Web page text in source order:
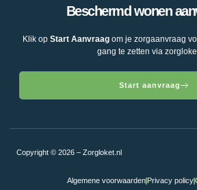
Beschermd wonen
Klik op Start Aanvraagom je zorgaanvraag
gang te zetten via
Start aanvraag
Copyright © 2026 – Zorgloket.nl
Algemene voorwaarden Privacy policy